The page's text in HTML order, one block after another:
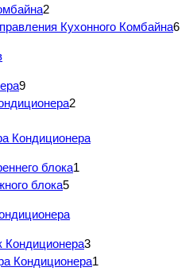
2
Кухонного Комбайна6
9
2
Кондиционера
блока1
блока5
Кондиционера3
Кондиционера1